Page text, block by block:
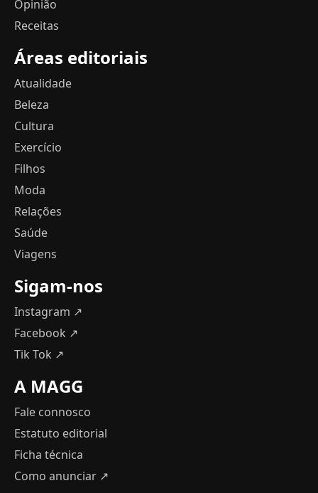
Opinião
Receitas
Áreas editoriais
Atualidade
Beleza
Cultura
Exercício
Filhos
Moda
Relações
Saúde
Viagens
Sigam-nos
Instagram ↗
Facebook ↗
Tik Tok ↗
A MAGG
Fale connosco
Estatuto editorial
Ficha técnica
Como anunciar ↗